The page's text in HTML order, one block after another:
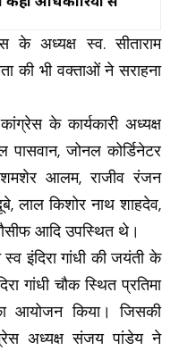
के अध्यक्ष स्व. सीताराम
की भी वक्ताओं ने सराहना
के कार्यकारी अध्यक्ष
जोनल कोर्डिनेटर
आलम, राजीव रंजन
लाल किशोर नाथ शाहदेव,
आदि उपस्थित थे।
इंदिरा गांधी की जयंती के
गांधी चौक स्थित प्रतिमा
आयोजन किया। जिसकी
अध्यक्ष संजय पांडेय ने